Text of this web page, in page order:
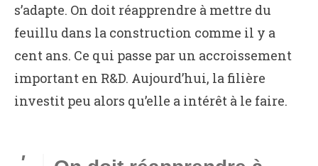
s’adapte. On doit réapprendre à mettre du
feuillu dans la construction comme il y a
cent ans. Ce qui passe par un accroissement
important en R&D. Aujourd’hui, la filière
investit peu alors qu’elle a intérêt à le faire.